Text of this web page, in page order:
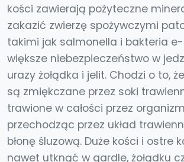
kości zawierają pożyteczne
zakazić zwierzę spożywczymi
takimi jak salmonella i bakteria
większe niebezpieczeństwo w
urazy żołądka i jelit. Chodzi o to,
są zmiękczane przez soki
trawione w całości przez
przechodząc przez układ
błonę śluzową. Duże kości i ostre
nawet utknąć w gardle, żołądku